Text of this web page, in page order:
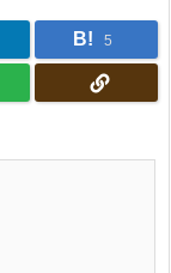
B! 5